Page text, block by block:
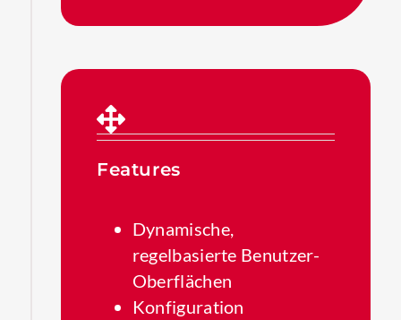
Features
Dynamische,
regelbasierte Benutzer-
Oberflächen
Konfiguration